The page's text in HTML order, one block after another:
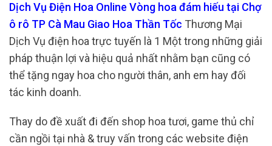
Dịch Vụ Điện Hoa Online Vòng hoa đám hiếu tại Chợ
ô rô TP Cà Mau Giao Hoa Thần Tốc Thương Mại
Dịch Vụ điện hoa trực tuyến là 1 Một trong những giải
pháp thuận lợi và hiệu quả nhất nhằm bạn cũng có
thể tặng ngay hoa cho người thân, anh em hay đối
tác kinh doanh.
Thay do đề xuất đi đến shop hoa tươi, game thủ chỉ
cần ngồi tại nhà & truy vấn trong các website điện